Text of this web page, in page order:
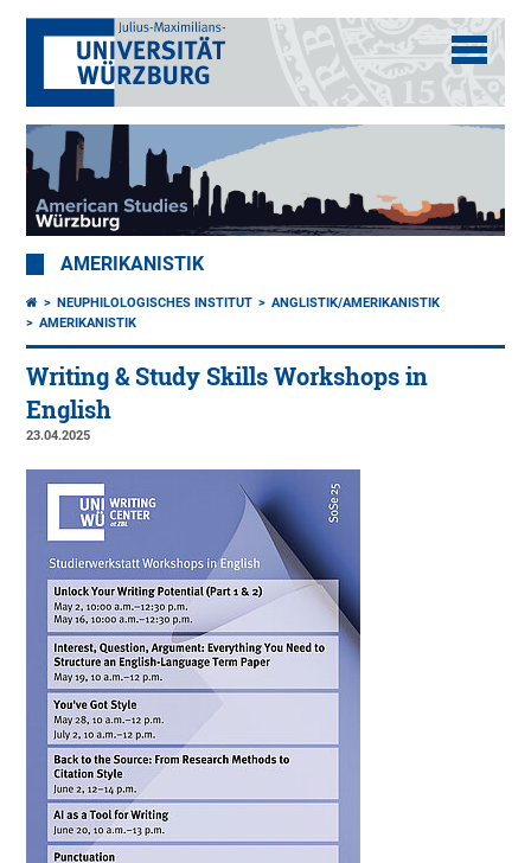
AMERIKANISTIK
NEUPHILOLOGISCHES INSTITUT
ANGLISTIK/AMERIKANISTIK
AMERIKANISTIK
Writing & Study Skills Workshops in
English
23.04.2025